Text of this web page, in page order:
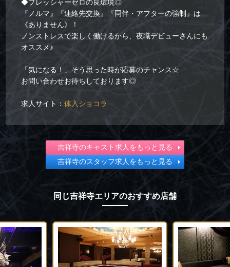
◆プレッシャーゼロの良環境◎
『ノルマ』『連絡先交換』『同伴・アフターの強制』は
《ありません》！
ノンストレスで楽しく働けるから、夜職デビューさんにも
オススメ♪
「気になる！」そう思った時が応募のチャンス☆
お問い合わせお待ちしております◎
求人サイト：体入ショコラ
吉祥寺のキャスト求人をもっと見る
吉祥寺のスタッフ求人をもっと見る
同じ吉祥寺エリアのおすすめ店舗